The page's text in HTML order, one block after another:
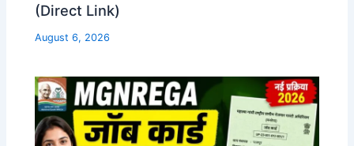
(Direct Link)
August 6, 2026